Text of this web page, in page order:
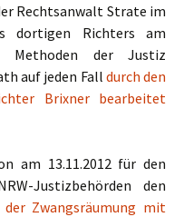
Rechtsanwalt Strate im
dortigen Richters am
Methoden der Justiz
auf jeden Fall durch den
Brixner bearbeitet
am 13.11.2012 für den
Justizbehörden den
der Zwangsräumung mit